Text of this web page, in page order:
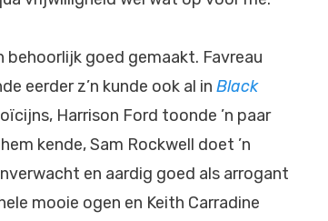
behoorlijk goed gemaakt. Favreau
eerder z’n kunde ook al in Black
Harrison Ford toonde ’n paar
kende, Sam Rockwell doet ’n
en aardig goed als arrogant
mooie ogen en Keith Carradine